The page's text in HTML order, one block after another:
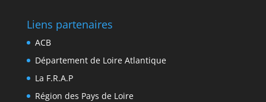
Liens partenaires
ACB
Département de Loire Atlantique
La F.R.A.P
Région des Pays de Loire